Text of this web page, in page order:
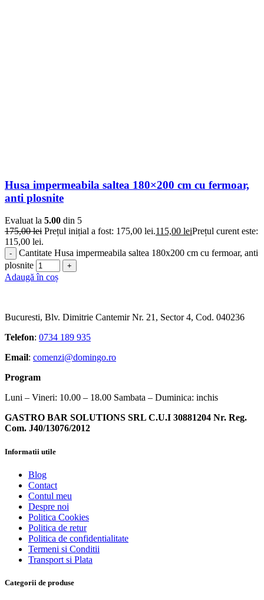
Husa impermeabila saltea 180×200 cm cu fermoar,
anti plosnite
Evaluat la 5.00 din 5
175,00lei Prețul inițial a fost: 175,00 lei.115,00 leiPrețul curent este:
115,00 lei.
Cantitate Husa impermeabila saltea 180x200 cm cu fermoar, anti
plosnite
Adaugă în coș
Bucuresti, Blv. Dimitrie Cantemir Nr. 21, Sector 4, Cod. 040236
Telefon: 0734 189 935
Email: comenzi@domingo.ro
Program
Luni – Vineri: 10.00 – 18.00 Sambata – Duminica: inchis
GASTRO BAR SOLUTIONS SRL C.U.I 30881204 Nr. Reg.
Com. J40/13076/2012
Informatii utile
Blog
Contact
Contul meu
Despre noi
Politica Cookies
Politica de retur
Politica de confidentialitate
Termeni si Conditii
Transport si Plata
Categorii de produse